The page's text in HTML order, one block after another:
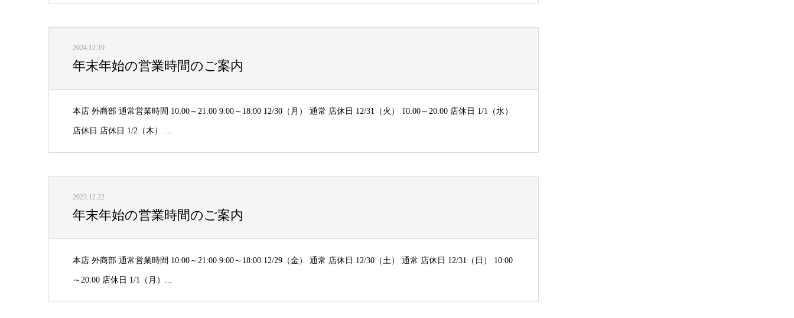
2024.12.19
年末年始の営業時間のご案内
本店 外商部 通常営業時間 10:00～21:00 9:00～18:00 12/30（月） 通常 店休日 12/31（火） 10:00～20:00 店休日 1/1（水）
店休日 店休日 1/2（木） ...
2023.12.22
年末年始の営業時間のご案内
本店 外商部 通常営業時間 10:00～21:00 9:00～18:00 12/29（金） 通常 店休日 12/30（土） 通常 店休日 12/31（日） 10:00
～20:00 店休日 1/1（月）...